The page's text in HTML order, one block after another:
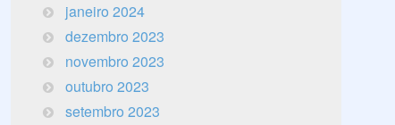
janeiro 2024
dezembro 2023
novembro 2023
outubro 2023
setembro 2023